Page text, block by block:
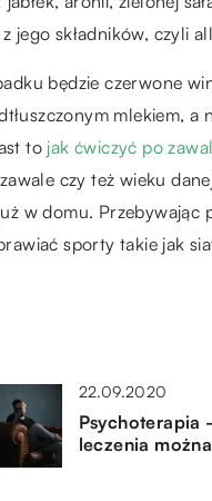
jego składników, czyli
będzie czerwone
mlekiem, a
to jak ćwiczyć po
czy też wieku
w domu. Przebywając
sporty takie jak
22.09.2020
leczenia